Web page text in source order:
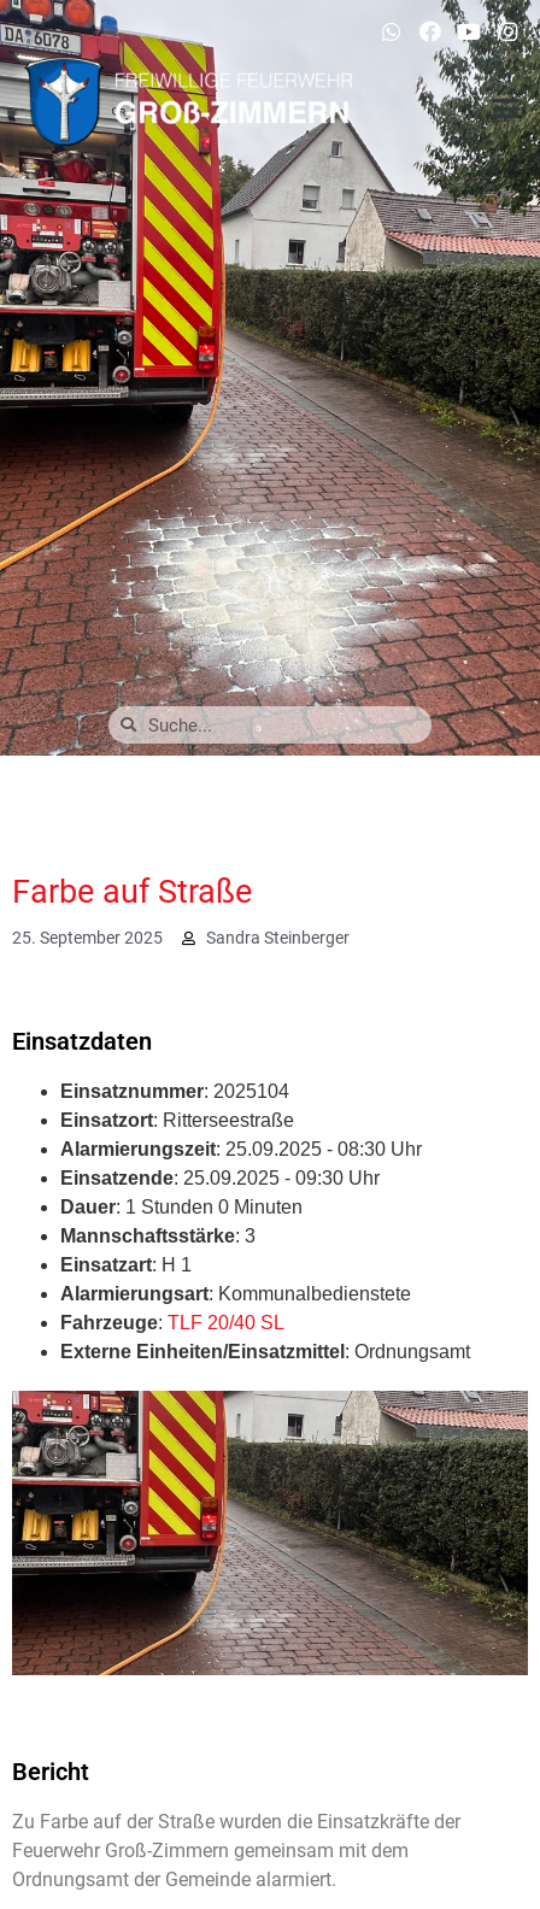
Farbe auf Straße
25. September 2025 Sandra Steinberger
Einsatzdaten
Einsatznummer: 2025104
Einsatzort: Ritterseestraße
Alarmierungszeit: 25.09.2025 - 08:30 Uhr
Einsatzende: 25.09.2025 - 09:30 Uhr
Dauer: 1 Stunden 0 Minuten
Mannschaftsstärke: 3
Einsatzart: H 1
Alarmierungsart: Kommunalbedienstete
Fahrzeuge: TLF 20/40 SL
Externe Einheiten/Einsatzmittel : Ordnungsamt
Bericht
Zu Farbe auf der Straße wurden die Einsatzkräfte der
Feuerwehr Groß-Zimmern gemeinsam mit dem
Ordnungsamt der Gemeinde alarmiert.